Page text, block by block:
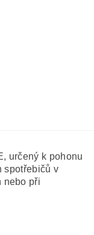
určený k pohonu
spotřebičů v
nebo při